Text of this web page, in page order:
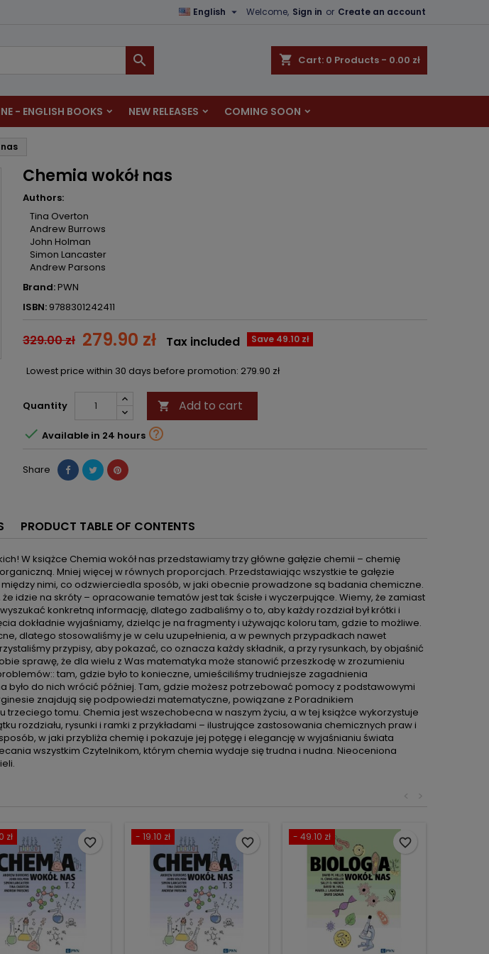
Welcome, Sign in or Create an account
English 
shopping_cart Cart: 0 Products - 0.00 zł

- ENGLISH BOOKS NEW RELEASES COMING SOON
nas
Chemia wokół nas
Authors:
Tina Overton
Andrew Burrows
John Holman
Simon Lancaster
Andrew Parsons
Brand:PWN
ISBN: 9788301242411
329.00 zł 279.90 zł Save 49.10 zł
Tax included
Lowest price within 30 days before promotion: 279.90 zł
Quantity  Add to cart
 Available in 24 hours 
Share
PRODUCT TABLE OF CONTENTS
W książce Chemia wokół nas przedstawiamy trzy główne gałęzie chemii – chemię
Mniej więcej w równych proporcjach. Przedstawiając wszystkie te gałęzie
nimi, co odzwierciedla sposób, w jaki obecnie prowadzone są badania chemiczne.
idzie na skróty – opracowanie tematów jest tak ścisłe i wyczerpujące. Wiemy, że zamiast
konkretną informację, dlatego zadbaliśmy o to, aby każdy rozdział był krótki i
dokładnie wyjaśniamy, dzieląc je na fragmenty i używając koloru tam, gdzie to możliwe.
dlatego stosowaliśmy je w celu uzupełnienia, a w pewnych przypadkach nawet
przypisy, aby pokazać, co oznacza każdy składnik, a przy rysunkach, by objaśnić
sprawę, że dla wielu z Was matematyka może stanowić przeszkodę w zrozumieniu
tam, gdzie było to konieczne, umieściliśmy trudniejsze zagadnienia
było do nich wrócić później. Tam, gdzie możesz potrzebować pomocy z podstawowymi
znajdują się podpowiedzi matematyczne, powiązane z Poradnikiem
tomu. Chemia jest wszechobecna w naszym życiu, a w tej książce wykorzystuje
rozdziału, rysunki i ramki z przykładami – ilustrujące zastosowania chemicznych praw i
w jaki przybliża chemię i pokazuje jej potęgę i elegancję w wyjaśnianiu świata
wszystkim Czytelnikom, którym chemia wydaje się trudna i nudna. Nieoceniona
>
<
zł favorite_border - 19.10 zł favorite_border - 49.10 zł favorite_border
products in your wishlist.